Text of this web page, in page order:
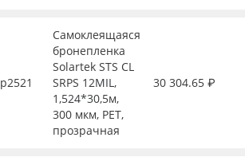
р2521
Самоклеящаяся
бронепленка
Solartek STS CL
SRPS 12MIL,
1,524*30,5м,
300 мкм, PET,
прозрачная
30 304.65 ₽